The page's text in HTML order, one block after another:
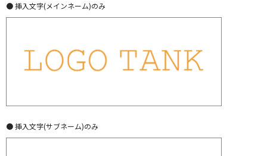
● 挿入文字(メインネーム)のみ
● 挿入文字(サブネーム)のみ